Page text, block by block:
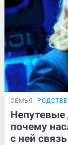
СЕМЬЯ
почему
с ней связь